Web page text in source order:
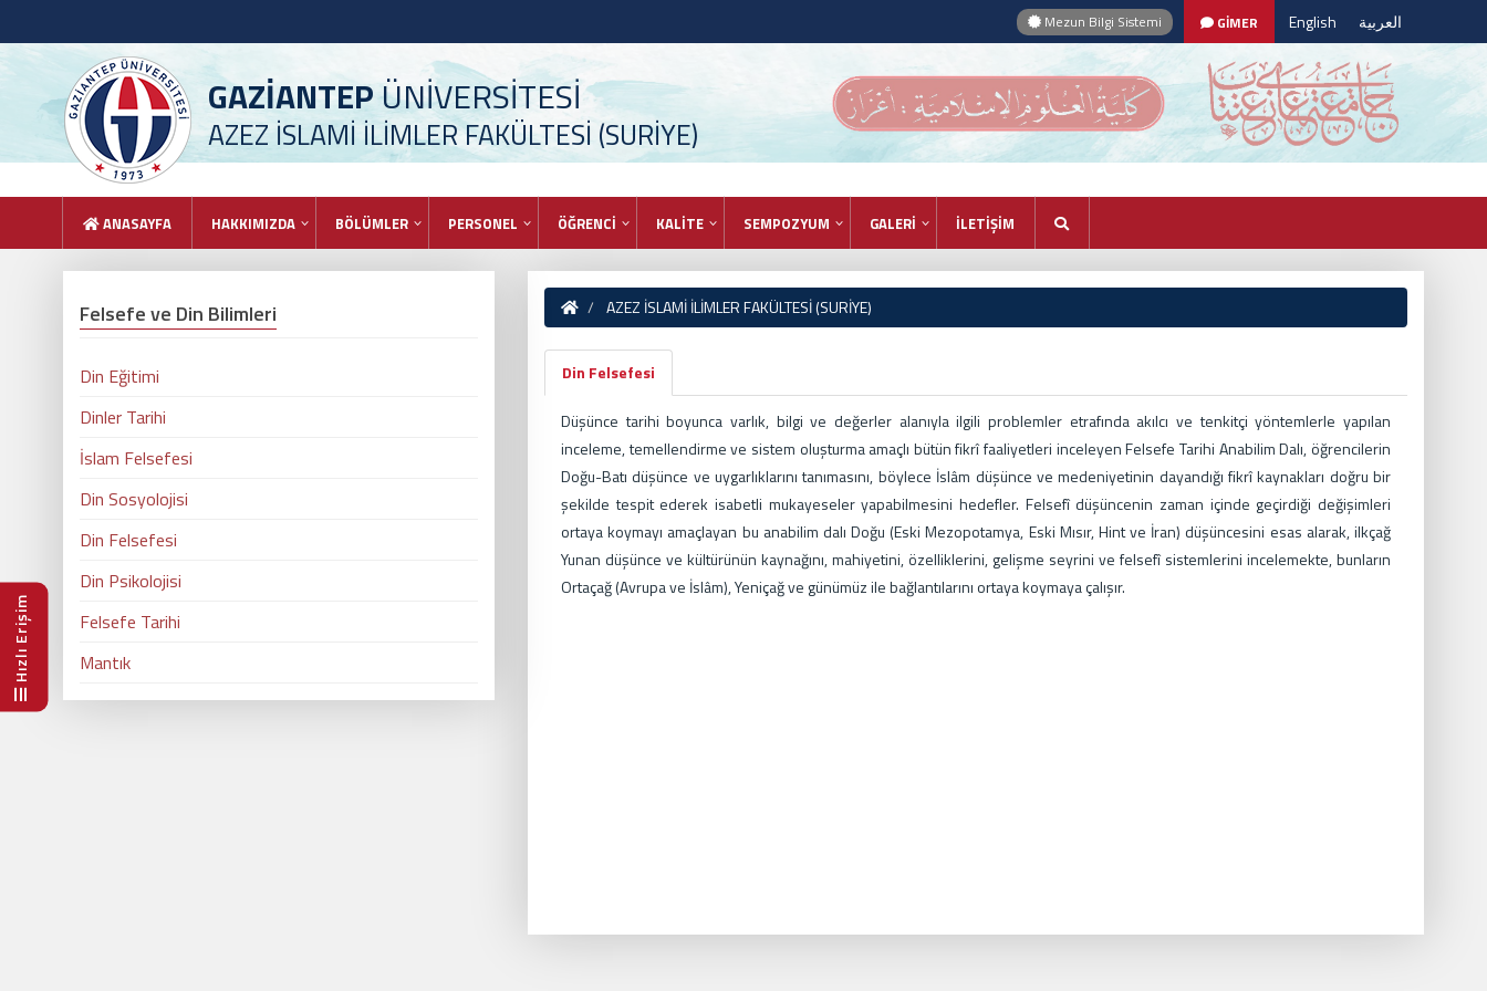
Hızlı Erişim
Mezun Bilgi Sistemi GİMER English العربية
GAZİANTEPÜNİVERSİTESİ
AZEZ İSLAMİ İLİMLER FAKÜLTESİ (SURİYE)
ANASAYFA HAKKIMIZDA BÖLÜMLER PERSONEL ÖĞRENCİ KALİTE SEMPOZYUM GALERİ İLETİŞİM
AZEZ İSLAMİ İLİMLER FAKÜLTESİ (SURİYE)
Din Felsefesi
Düşünce tarihi boyunca varlık, bilgi ve değerler alanıyla ilgili problemler etrafında akılcı ve tenkitçi yöntemlerle yapılan
inceleme, temellendirme ve sistem oluşturma amaçlı bütün fikrî faaliyetleri inceleyen Felsefe Tarihi Anabilim Dalı, öğrencilerin
Doğu-Batı düşünce ve uygarlıklarını tanımasını, böylece İslâm düşünce ve medeniyetinin dayandığı fikrî kaynakları doğru bir
şekilde tespit ederek isabetli mukayeseler yapabilmesini hedefler. Felsefî düşüncenin zaman içinde geçirdiği değişimleri
ortaya koymayı amaçlayan bu anabilim dalı Doğu (Eski Mezopotamya, Eski Mısır, Hint ve İran) düşüncesini esas alarak, ilkçağ
Yunan düşünce ve kültürünün kaynağını, mahiyetini, özelliklerini, gelişme seyrini ve felsefî sistemlerini incelemekte, bunların
Ortaçağ (Avrupa ve İslâm), Yeniçağ ve günümüz ile bağlantılarını ortaya koymaya çalışır.
Felsefe ve Din Bilimleri
Din Eğitimi
Dinler Tarihi
İslam Felsefesi
Din Sosyolojisi
Din Felsefesi
Din Psikolojisi
Felsefe Tarihi
Mantık